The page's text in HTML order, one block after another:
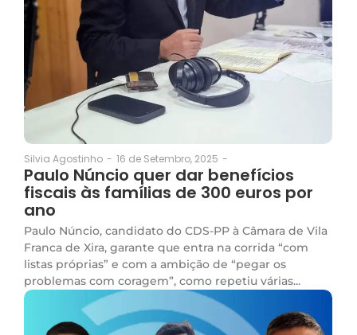
Silvia Agostinho - 16 de Setembro, 2025 -
Paulo Núncio quer dar benefícios
fiscais às famílias de 300 euros por
ano
Paulo Núncio, candidato do CDS-PP à Câmara de Vila
Franca de Xira, garante que entra na corrida “com
listas próprias” e com a ambição de “pegar os
problemas com coragem”, como repetiu várias...